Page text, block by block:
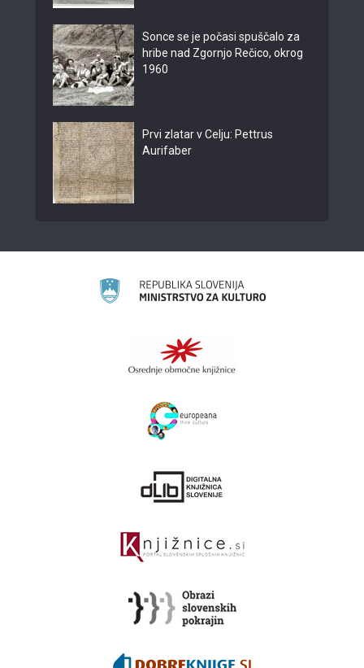
Sonce se je počasi spuščalo za
hribe nad Zgornjo Rečico, okrog
1960
Prvi zlatar v Celju: Pettrus
Aurifaber